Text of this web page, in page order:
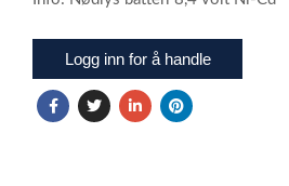
Logg inn for å handle